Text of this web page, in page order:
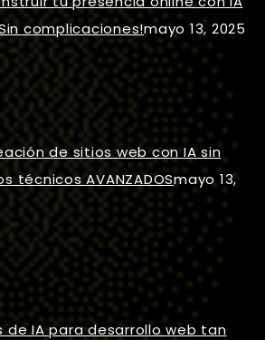
complicaciones!mayo 13, 2025
de sitios web con IA sin
técnicos AVANZADOSmayo 13,
de IA para desarrollo web tan